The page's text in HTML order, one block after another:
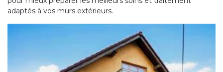
adaptés à vos murs extérieurs.